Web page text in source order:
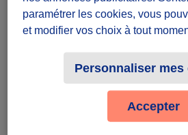
Badges à récolter
paramétrer les cookies, vous
et modifier vos choix à tout
Personnaliser mes
Accepter